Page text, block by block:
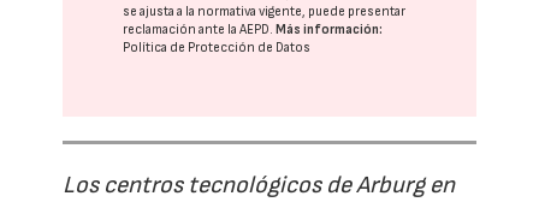
se ajusta a la normativa vigente, puede presentar
reclamación ante laAEPD. Más información:
Política de Protección de Datos
Los centros tecnológicos de Arburg en